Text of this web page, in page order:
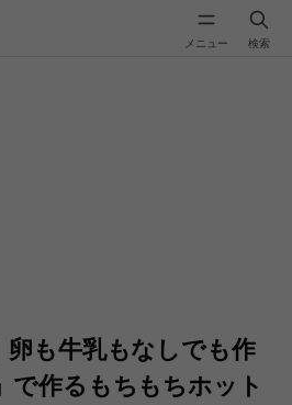
メニュー 検索
卵も牛乳もなしでも作
で作るもちもちホット